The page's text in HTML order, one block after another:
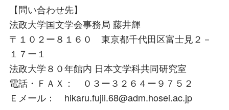
【問い合わせ先】
法政大学国文学会事務局 藤井輝
〒１０２ー８１６０ 東京都千代田区富士見２－
１７ー１
法政大学８０年館内 日本文学科共同研究室
電話・ＦＡＸ： ０３ー３２６４ー９７５２
Ｅメール： hikaru.fujii.68@adm.hosei.ac.jp